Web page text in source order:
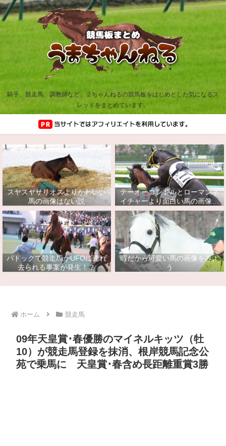
騎手、競走馬、調教師など、２ちゃんねるの競馬板をはじめとした気になるス
レッドをまとめています。
スヤスヤサリオスよりかわいい
馬の画像はない説
テーオーコンドルとローマンネ
イチャーより面白い馬の画像っ
てあるの？
パドックで競走馬がUFOに連れ
去られる事案が発生！？
暇だから可愛い馬の画像をみよ
う
ホーム 競走馬
09年天皇賞･春優勝のマイネルキッツ（牡
10）が競走馬登録を抹消、根岸競馬記念公
苑で乗馬に 天皇賞･春含め長距離重賞3勝